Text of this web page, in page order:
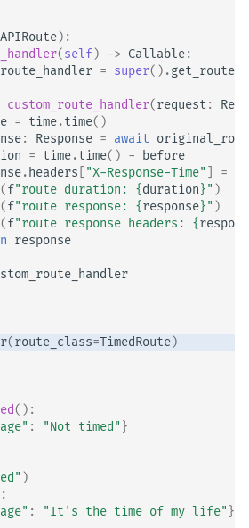
APIRoute):
(self ) -> Callable:
= super() .
custom_route_handler(request :
= time.time()
: Response = await
= time.time() - before
.headers "X-Response-Time" =
(f"route duration: { duration }" )
(f"route response: { response}" )
(f"route response headers: {
response
(route_class=TimedRoute)
():
: "Not timed" }
)
: "It's the time of my life" }